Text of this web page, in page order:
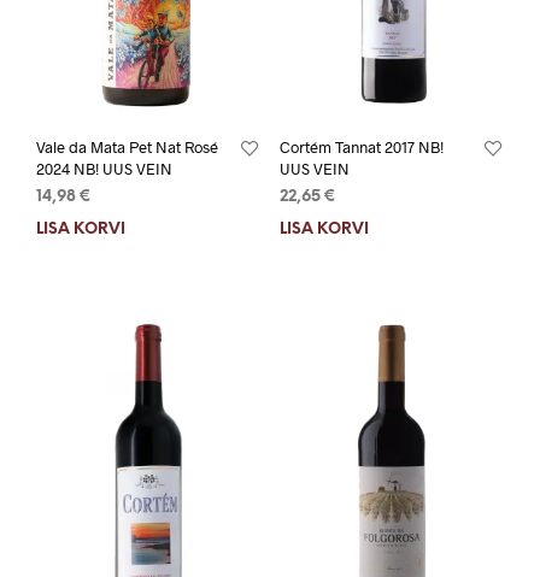
Vale da Mata Pet Nat Rosé
2024 NB! UUS VEIN
14,98 €
LISA KORVI
Cortém Tannat 2017 NB!
UUS VEIN
22,65 €
LISA KORVI